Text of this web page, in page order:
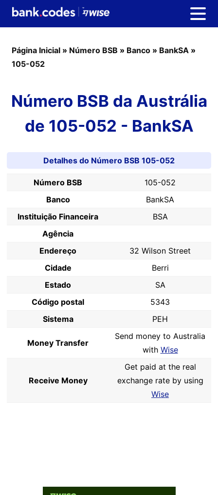
Página Inicial » Número BSB » Banco » BankSA »
105-052
Número BSB da Austrália
de 105-052 - BankSA
Detalhes do Número BSB 105-052
Número BSB
105-052
Banco
BankSA
Instituição Financeira
BSA
Agência
Endereço
32 Wilson Street
Cidade
Berri
Estado
SA
Código postal
5343
Sistema
PEH
Money Transfer
Send money to Australia
with Wise
Receive Money
Get paid at the real
exchange rate by using
Wise